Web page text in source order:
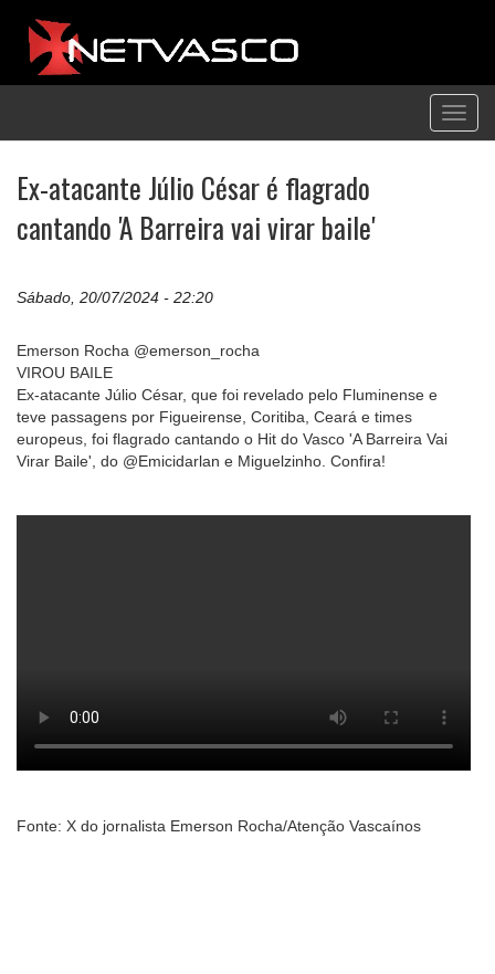
Ex-atacante Júlio César é flagrado
cantando 'A Barreira vai virar baile'
Sábado, 20/07/2024 - 22:20
Emerson Rocha @emerson_rocha
VIROU BAILE
Ex-atacante Júlio César, que foi revelado pelo Fluminense e
teve passagens por Figueirense, Coritiba, Ceará e times
europeus, foi flagrado cantando o Hit do Vasco 'A Barreira Vai
Virar Baile', do @Emicidarlan e Miguelzinho. Confira!
Fonte: X do jornalista Emerson Rocha/Atenção Vascaínos